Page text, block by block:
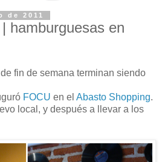
de 2011
hamburguesas en
fin de semana terminan siendo
FOCU en el Abasto Shopping.
local, y después a llevar a los